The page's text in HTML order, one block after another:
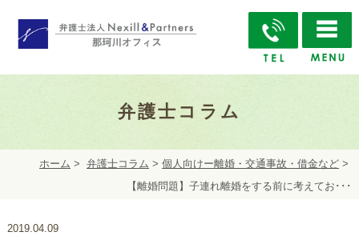
弁護士コラム
ホーム > 弁護士コラム >個人向けー離婚・交通事故・借金など >
【離婚問題】子連れ離婚をする前に考えてお･･･
2019.04.09